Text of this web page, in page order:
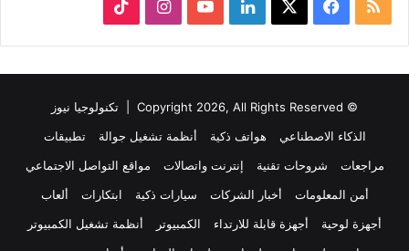
ملخص
الموقع
RSS
فيسبوك لينكدإن‫YouTubeانستقرام
© Copyright 2026, All Rights Reserved |
تكنولوجيا نيوز
الذكاء الاصطناعي
هواتف ذكية أنظمة تشغيل جوالة
تطبيقات
مراجعات
شروحات تقنية إنترنت واتصالات
مواقع التواصل الاجتماعي
أمن المعلومات
أخبار الشركات سيارات ذكية ابتكارات
ألعاب
أجهزة لوحية
أجهزة قابلة للارتداء الكمبيوتر
أنظمة تشغيل الكمبيوتر